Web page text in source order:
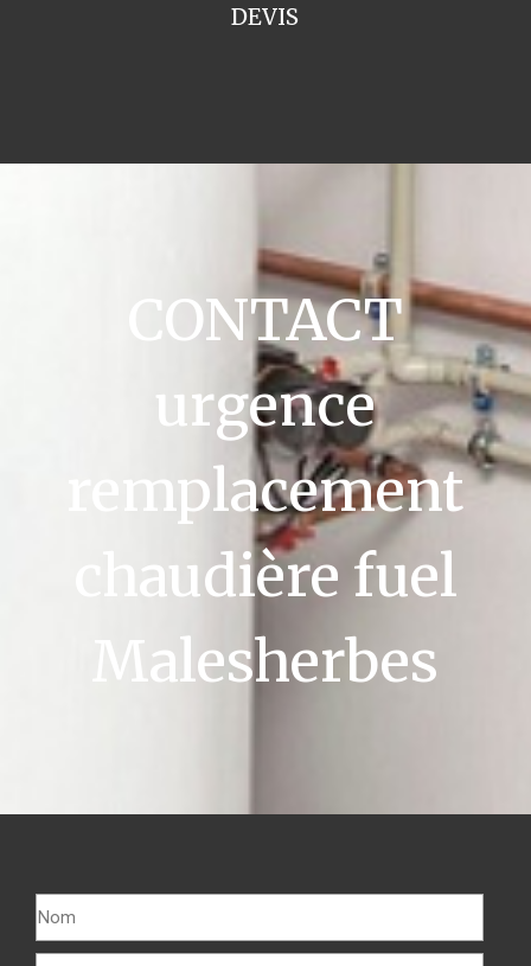
DEVIS
CONTACT
urgence
remplacement
chaudière fuel
Malesherbes